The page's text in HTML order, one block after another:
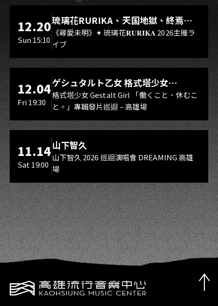
LIVE WAREHOUSE 小庫
12.20
Sun 15:10
琉璃花RURIKA、天国地獄、終焉
Rebirth、DUALIA、無我夢中、花奏
スマイル（O.A.）
《尋愛未明》✦ 琉璃花𝐑𝐔𝐑𝐈𝐊𝐀 2026主催ラ
イブ
LIVE WAREHOUSE 小庫
12.04
Fri 19:30
ゲシュタルト乙女 格式塔少女
Gestalt Girl
格式塔少女 Gestalt Girl 「働くこと、休むこ
と。」專輯發片巡迴 – 高雄場
11.14
Sat 19:00
山下智久
山下智久 2026 巡迴演唱會 DREAMING 高雄
場